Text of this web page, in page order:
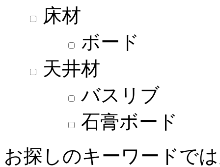
床材
ボード
天井材
バスリブ
石膏ボード
お探しのキーワードで